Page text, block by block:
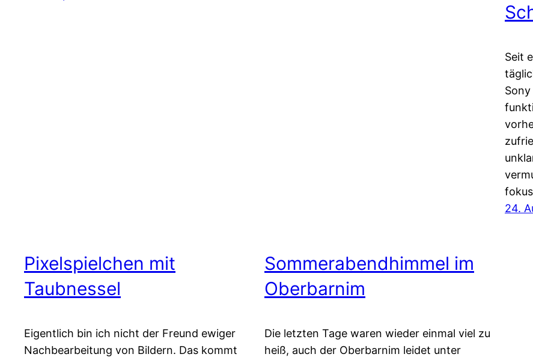
Pixelspielchen mit
Taubnessel
Eigentlich bin ich nicht der Freund ewiger
Nachbearbeitung von Bildern. Das kommt
Sommerabendhimmel im
Oberbarnim
Die letzten Tage waren wieder einmal viel zu
heiß, auch der Oberbarnim leidet unter
Seit
Sony
24.